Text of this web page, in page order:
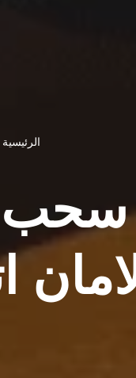
الرئيسية
اتصل